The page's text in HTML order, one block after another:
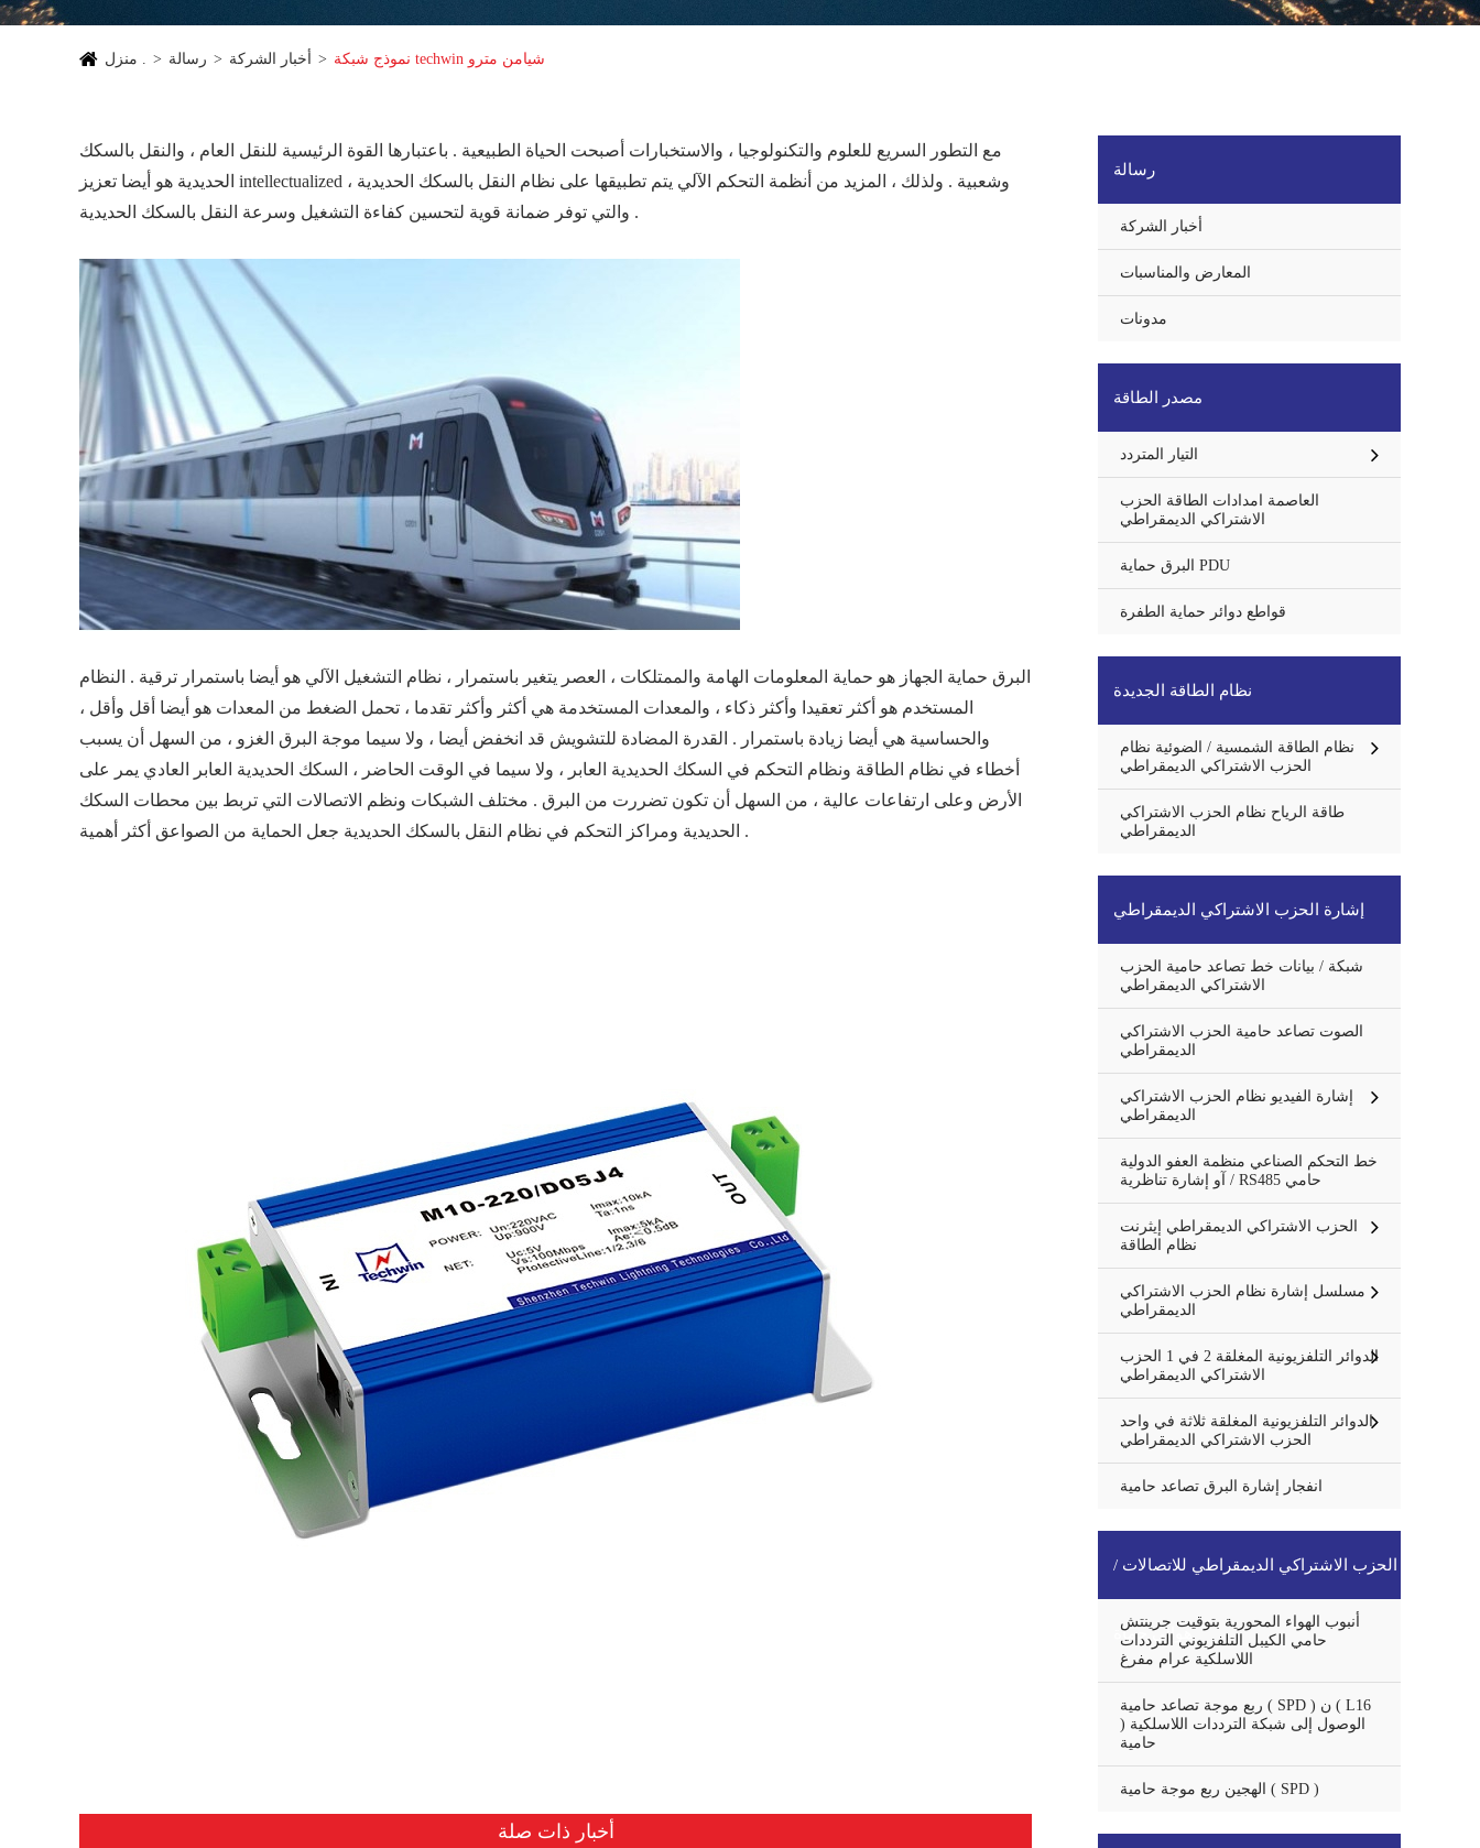
منزل . رسالة أخبار الشركة نموذج شبكة techwin شيامن مترو
مع التطور السريع للعلوم والتكنولوجيا ، والاستخبارات أصبحت الحياة الطبيعية . باعتبارها القوة الرئيسية للنقل العام ، والنقل بالسكك
الحديدية هو أيضا تعزيز intellectualized وشعبية . ولذلك ، المزيد من أنظمة التحكم الآلي يتم تطبيقها على نظام النقل بالسكك الحديدية ،
والتي توفر ضمانة قوية لتحسين كفاءة التشغيل وسرعة النقل بالسكك الحديدية .
البرق حماية الجهاز هو حماية المعلومات الهامة والممتلكات ، العصر يتغير باستمرار ، نظام التشغيل الآلي هو أيضا باستمرار ترقية . النظام
المستخدم هو أكثر تعقيدا وأكثر ذكاء ، والمعدات المستخدمة هي أكثر وأكثر تقدما ، تحمل الضغط من المعدات هو أيضا أقل وأقل ،
والحساسية هي أيضا زيادة باستمرار . القدرة المضادة للتشويش قد انخفض أيضا ، ولا سيما موجة البرق الغزو ، من السهل أن يسبب
أخطاء في نظام الطاقة ونظام التحكم في السكك الحديدية العابر ، ولا سيما في الوقت الحاضر ، السكك الحديدية العابر العادي يمر على
الأرض وعلى ارتفاعات عالية ، من السهل أن تكون تضررت من البرق . مختلف الشبكات ونظم الاتصالات التي تربط بين محطات السكك
الحديدية ومراكز التحكم في نظام النقل بالسكك الحديدية جعل الحماية من الصواعق أكثر أهمية .
أخبار ذات صلة
رسالة
أخبار الشركة
المعارض والمناسبات
مدونات
مصدر الطاقة
التيار المتردد
العاصمة امدادات الطاقة الحزب
الاشتراكي الديمقراطي
البرق حماية PDU
قواطع دوائر حماية الطفرة
نظام الطاقة الجديدة
نظام الطاقة الشمسية / الضوئية نظام
الحزب الاشتراكي الديمقراطي
طاقة الرياح نظام الحزب الاشتراكي
الديمقراطي
إشارة الحزب الاشتراكي الديمقراطي
شبكة / بيانات خط تصاعد حامية الحزب
الاشتراكي الديمقراطي
الصوت تصاعد حامية الحزب الاشتراكي
الديمقراطي
إشارة الفيديو نظام الحزب الاشتراكي
الديمقراطي
خط التحكم الصناعي منظمة العفو الدولية
/ آو إشارة تناظرية RS485 حامي
الحزب الاشتراكي الديمقراطي إيثرنت
نظام الطاقة
مسلسل إشارة نظام الحزب الاشتراكي
الديمقراطي
الدوائر التلفزيونية المغلقة 2 في 1 الحزب
الاشتراكي الديمقراطي
الدوائر التلفزيونية المغلقة ثلاثة في واحد
الحزب الاشتراكي الديمقراطي
انفجار إشارة البرق تصاعد حامية
الحزب الاشتراكي الديمقراطي للاتصالات /
هوائي حماة
أنبوب الهواء المحورية بتوقيت جرينتش
حامي الكيبل التلفزيوني الترددات
اللاسلكية عرام مفرغ
ربع موجة تصاعد حامية ( SPD ) ن ( L16
) الوصول إلى شبكة الترددات اللاسلكية
حامية
الهجين ربع موجة حامية ( SPD )